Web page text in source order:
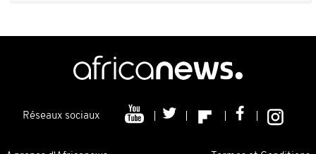
Réseaux sociaux